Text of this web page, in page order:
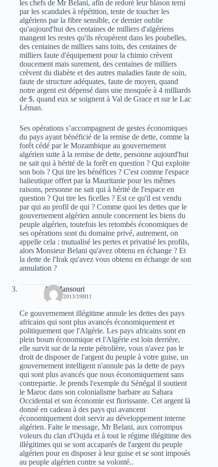
les chefs de Mr Belani, afin de redoré leur blason terni
par les scandales à répétition, tente de toucher les
algériens par la fibre sensible, ce dernier oublie
qu'aujourd'hui des centaines de milliers d'algériens
mangent les restes qu'ils récupèrent dans les poubelles,
des centaines de milliers sans toits, des centaines de
milliers faute d'équipement pour la chimio crèvent
doucement mais surement, des centaines de milliers
crèvent du diabète et des autres maladies faute de soin,
faute de structure adéquates, faute de moyen, quand
notre argent est dépensé dans une mosquée à 4 milliards
de $, quand eux se soignent à Val de Grace et sur le Lac
Léman.
Ses opérations s’accompagnent de gestes économiques
du pays ayant bénéficié de la remise de dette, comme la
forêt cédé par le Mozambique au gouvernement
algérien suite à la remise de dette, personne aujourd'hui
ne sait qui à hérité de la forêt en question ? Qui exploite
son bois ? Qui tire les bénéfices ? C'est comme l'espace
halieutique offert par la Mauritanie pour les mêmes
raisons, personne ne sait qui à hérité de l'espace en
question ? Qui tire les ficelles ? Est ce qu'il est vendu
par qui au profil de qui ? Comme quoi les dettes que le
gouvernement algérien annule concernent les biens du
peuple algérien, toutefois les retombés économiques de
ses opérations sont du domaine privé, autrement, on
appelle cela : mutualisé les pertes et privatisé les profils,
alors Monsieur Belani qu'avez obtenu en échange ? Et
la dette de l'Irak qu'avez vous obtenu en échange de son
annulation ?
Ali Mansouri
29 MAI 2013/19H11
Ce gouvernement illégitime annule les dettes des pays
africains qui sont plus avancés économiquement et
politiquement que l'Algérie. Les pays africains sont en
plein boum économique et l'Algérie est loin derrière,
elle survit sur de la rente pétrolière, vous n'avez pas le
droit de disposer de l'argent du peuple à votre guise, un
gouvernement intelligent n'annule pas la dette de pays
qui sont plus avancés que nous économiquement sans
contrepartie. Je prends l'exemple du Sénégal il soutient
le Maroc dans son colonialisme barbare au Sahara
Occidental et son économie est florissante. Cet argent là
donné en cadeau à des pays qui avancent
économiquement doit servir au développement interne
algérien. Faite le message, Mr Belani, aux corrompus
voleurs du clan d'Oujda et à tout le régime illégitime des
illégitimes qui se sont accaparés de l'argent du peuple
algérien pour en disposer à leur guise et se sont imposés
au peuple algérien contre sa volonté..